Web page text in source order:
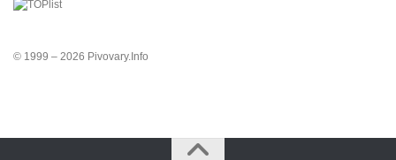
© 1999 – 2026 Pivovary.Info